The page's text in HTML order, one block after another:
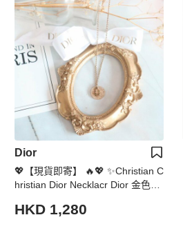
Dior
💖【現貨即寄】 🔥💖 ✨Christian C
hristian Dior Necklacr Dior 金色閃
HKD 1,280